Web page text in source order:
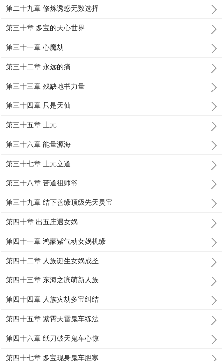
第二十九章 修炼诱惑无数选择
第三十章 多宝的天心世界
第三十一章 心魔劫
第三十二章 永远的痛
第三十三章 残缺地书力量
第三十四章 只是天仙
第三十五章 土元
第三十六章 能量源海
第三十七章 土元立道
第三十八章 苦道祖师爷
第三十九章 结下善缘顶级先天灵宝
第四十章 出五庄遇女娲
第四十一章 鸿蒙紫气动女娲机缘
第四十二章 人族诞生女娲成圣
第四十三章 东海之滨萌新人族
第四十四章 人族灾劫多宝纠结
第四十五章 紫霄天雷鬼车练法
第四十六章 纸刀破天鬼车心惊
第四十七章 多宝现身鬼车胆寒